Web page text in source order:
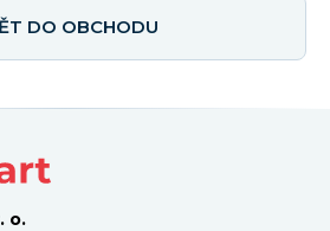
DO OBCHODU
o.